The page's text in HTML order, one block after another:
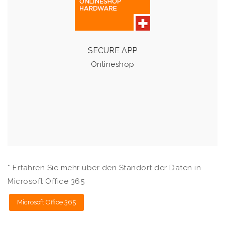
SECURE APP
Onlineshop
In unserem Shop finden Sie ein erweitertes Sortiment an
Hardware und bereits zusammen­gestellten Standard
* Erfahren Sie mehr über den Standort der Daten in
Microsoft Office 365
Microsoft Office 365